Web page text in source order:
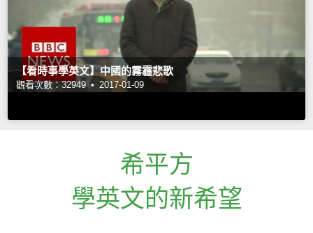
【看時事學英文】中國的霧霾悲歌
觀看次數：32949 • 2017-01-09
希平方
學英文的新希望